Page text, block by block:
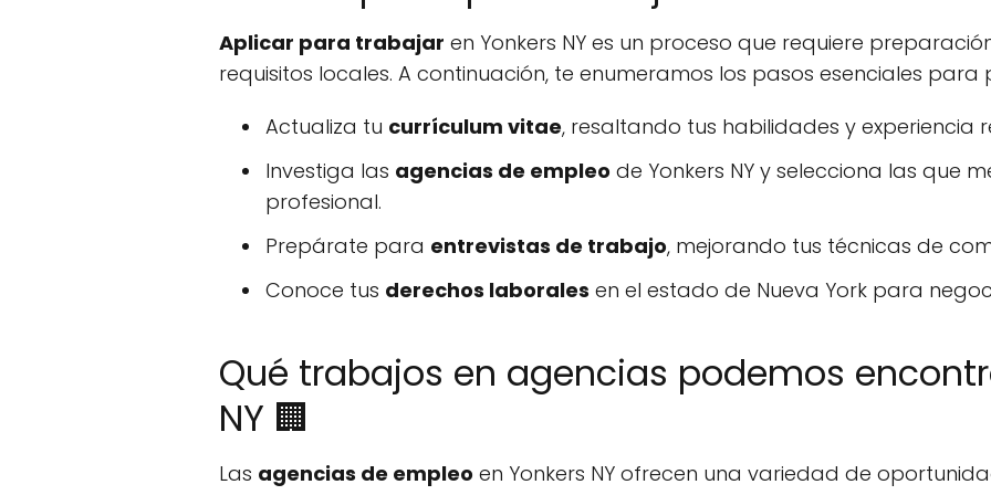
Aplicar para trabajar en Yonkers NY es un proceso que requiere
requisitos locales. A continuación, te enumeramos los pasos esenciales
Actualiza tu currículum vitae, resaltando tus habilidades y experiencia
Investiga las agencias de empleo de Yonkers NY y selecciona las que
profesional.
Prepárate para entrevistas de trabajo, mejorando tus técnicas de
Conoce tus derechos laborales en el estado de Nueva York para
Qué trabajos en agencias podemos
NY 🏢
Las agencias de empleo en Yonkers NY ofrecen una variedad de